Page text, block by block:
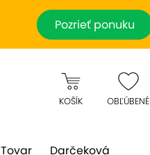
Pozrieť ponuku
KOŠÍK OBĽÚBENÉ
Tovar
Darčeková